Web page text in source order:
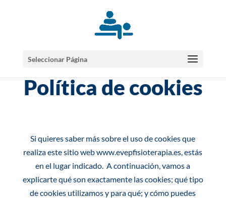
Seleccionar Página
Política de cookies
Si quieres saber más sobre el uso de cookies que
realiza este sitio web www.evepfisioterapia.es, estás
en el lugar indicado. A continuación, vamos a
explicarte qué son exactamente las cookies; qué tipo
de cookies utilizamos y para qué; y cómo puedes